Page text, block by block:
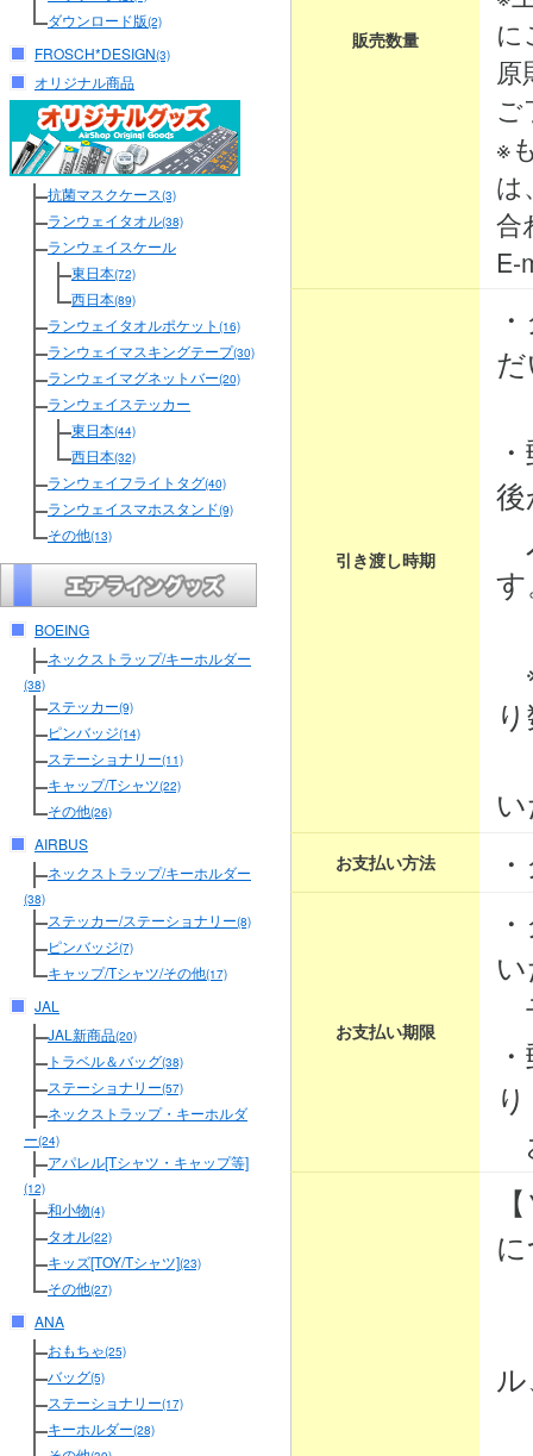
ダウンロード版(2)
FROSCH*DESIGN(3)
オリジナル商品
抗菌マスクケース(3)
ランウェイタオル(38)
ランウェイスケール
東日本(72)
西日本(89)
ランウェイタオルポケット (16)
ランウェイマスキングテープ(30)
ランウェイマグネットバー(20)
ランウェイステッカー
東日本(44)
西日本(32)
ランウェイフライトタグ(40)
ランウェイスマホスタンド(9)
その他(13)
BOEING
ネックストラップ/キーホルダー
(38)
ステッカー(9)
ピンバッジ(14)
ステーショナリー(11)
キャップ/Tシャツ(22)
その他(26)
AIRBUS
ネックストラップ/キーホルダー
(38)
ステッカー/ステーショナリー(8)
ピンバッジ(7)
キャップ/Tシャツ/その他(17)
JAL
JAL新商品(20)
トラベル＆バッグ(38)
ステーショナリー(57)
ネックストラップ・キーホルダ
ー(24)
アパレル[Tシャツ・キャップ等]
(12)
和小物(4)
タオル(22)
キッズ[TOY/Tシャツ](23)
その他(27)
ANA
おもちゃ(25)
バッグ(5)
ステーショナリー(17)
キーホルダー(28)
販売数量
に
原
ご
※
は
合
E-
引き渡し時期
お支払い方法
お支払い期限